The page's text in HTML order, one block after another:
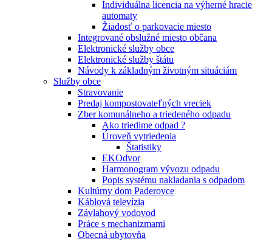
Individuálna licencia na výherné hracie
automaty
Žiadosť o parkovacie miesto
Integrované obslužné miesto občana
Elektronické služby obce
Elektronické služby štátu
Návody k základným životným situáciám
Služby obce
Stravovanie
Predaj kompostovateľných vreciek
Zber komunálneho a triedeného odpadu
Ako triedime odpad ?
Úroveň vytriedenia
Štatistiky
EKOdvor
Harmonogram vývozu odpadu
Popis systému nakladania s odpadom
Kultúrny dom Paderovce
Káblová televízia
Závlahový vodovod
Práce s mechanizmami
Obecná ubytovňa